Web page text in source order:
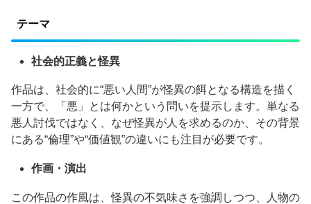
テーマ
社会的正義と怪異
作品は、社会的に“悪い人間”が怪異の餌となる構造を描く
一方で、「悪」とは何かという問いを提示します。単なる
悪人討伐ではなく、なぜ怪異が人を求めるのか、その背景
にある“倫理”や“価値観”の違いにも注目が必要です。
作画・演出
この作品の作風は、怪異の不気味さを強調しつつ、人物の